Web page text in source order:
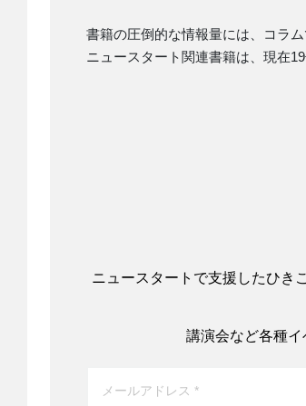
書籍の圧倒的な情報量には、コラム
ニュースタート関連書籍は、現在
ニュースタートで支援したひき
講演会など各種イ